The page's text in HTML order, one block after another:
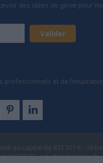
des idées de génie pour
professionnels et de
au capital de 873 321 € - 19
80 07 73 -info@archionline.fr